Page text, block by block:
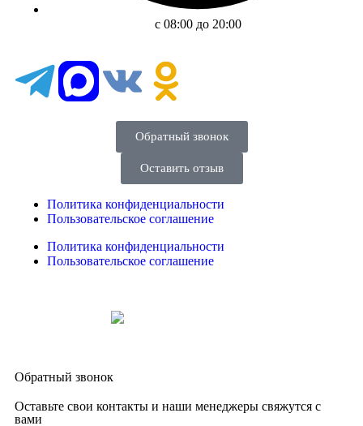
с 08:00 до 20:00
Обратный звонок
Оставить отзыв
Политика конфиденциальности
Пользовательское соглашение
Политика конфиденциальности
Пользовательское соглашение
Обратный звонок
Оставьте свои контакты и наши менеджеры свяжутся с
вами